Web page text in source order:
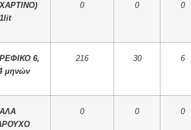
1lit
0 0 0
6,
μηνών
216 30 6
0 0 0